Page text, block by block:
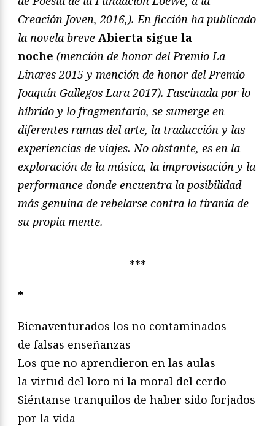
Creación Joven, 2016,). En ficción ha publicado
la novela breve Abierta sigue la
noche (mención de honor del Premio La
Linares 2015 y mención de honor del Premio
Joaquín Gallegos Lara 2017). Fascinada por lo
híbrido y lo fragmentario, se sumerge en
diferentes ramas del arte, la traducción y las
experiencias de viajes. No obstante, es en la
exploración de la música, la improvisación y la
performance donde encuentra la posibilidad
más genuina de rebelarse contra la tiranía de
su propia mente.
***
*
Bienaventurados los no contaminados
de falsas enseñanzas
Los que no aprendieron en las aulas
la virtud del loro ni la moral del cerdo
Siéntanse tranquilos de haber sido forjados
por la vida